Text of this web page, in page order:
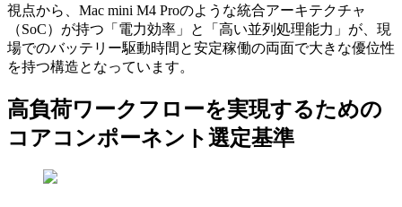
視点から、Mac mini M4 Proのような統合アーキテクチャ
（SoC）が持つ「電力効率」と「高い並列処理能力」が、現
場でのバッテリー駆動時間と安定稼働の両面で大きな優位性
を持つ構造となっています。
高負荷ワークフローを実現するための
コアコンポーネント選定基準